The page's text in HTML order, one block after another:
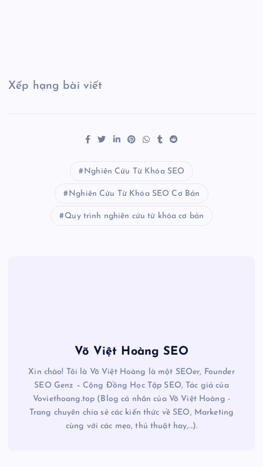
Xếp hạng bài viết
Nghiên Cứu Từ Khóa SEO
Nghiên Cứu Từ Khóa SEO Cơ Bản
Quy trình nghiên cứu từ khóa cơ bản
Võ Việt Hoàng SEO
Xin chào! Tôi là Võ Việt Hoàng là một SEOer, Founder
SEO Genz – Cộng Đồng Học Tập SEO, Tác giả của
Voviethoang.top (Blog cá nhân của Võ Việt Hoàng -
Trang chuyên chia sẻ các kiến thức về SEO, Marketing
cùng với các mẹo, thủ thuật hay,...).